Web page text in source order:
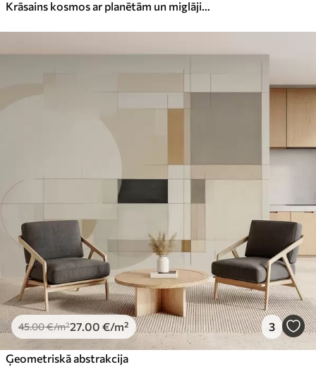
45.00€/m²27 .00 €/m² 3
Ģeometriskā abstrakcija